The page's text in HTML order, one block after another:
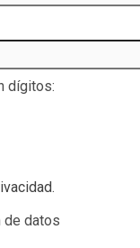
dígitos:
.
de datos